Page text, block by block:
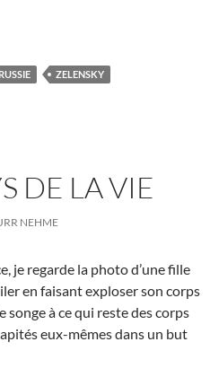
RUSSIE ZELENSKY
DE LA VIE
NEHME
je regarde la photo d’une fille
en faisant exploser son corps
songe à ce qui reste des corps
eux-mêmes dans un but